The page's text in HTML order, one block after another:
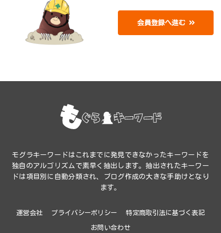
会員登録へ進む
モグラキーワードはこれまでに発見できなかったキーワードを
独自のアルゴリズムで素早く抽出します。抽出されたキーワー
ドは項目別に自動分類され、ブログ作成の大きな手助けとなり
ます。
運営会社 プライバシーポリシー 特定商取引法に基づく表記
お問い合わせ